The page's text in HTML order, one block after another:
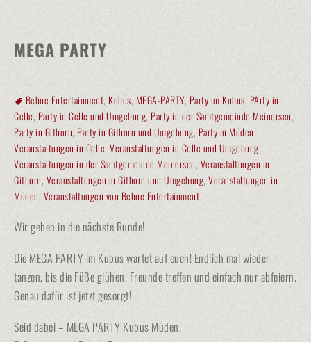
MEGA PARTY
Behne Entertainment, Kubus, MEGA-PARTY, Party im Kubus, PArty in
Celle, Party in Celle und Umgebung, Party in der Samtgemeinde Meinersen,
Party in Gifhorn, Party in Gifhorn und Umgebung, Party in Müden,
Veranstaltungen in Celle, Veranstaltungen in Celle und Umgebung,
Veranstaltungen in der Samtgemeinde Meinersen, Veranstaltungen in
Gifhorn, Veranstaltungen in Gifhorn und Umgebung, Veranstaltungen in
Müden, Veranstaltungen von Behne Entertainment
Wir gehen in die nächste Runde!
Die MEGA PARTY im Kubus wartet auf euch! Endlich mal wieder
tanzen, bis die Füße glühen, Freunde treffen und einfach nur abfeiern.
Genau dafür ist jetzt gesorgt!
Seid dabei – MEGA PARTY Kubus Müden.